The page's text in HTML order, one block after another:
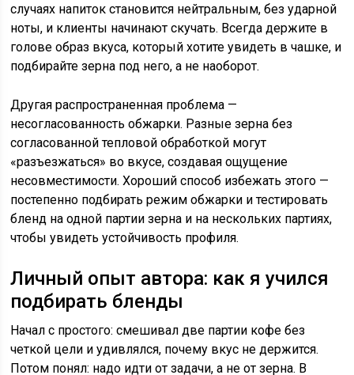
случаях напиток становится нейтральным, без ударной
ноты, и клиенты начинают скучать. Всегда держите в
голове образ вкуса, который хотите увидеть в чашке, и
подбирайте зерна под него, а не наоборот.
Другая распространенная проблема —
несогласованность обжарки. Разные зерна без
согласованной тепловой обработкой могут
«разъезжаться» во вкусе, создавая ощущение
несовместимости. Хороший способ избежать этого —
постепенно подбирать режим обжарки и тестировать
бленд на одной партии зерна и на нескольких партиях,
чтобы увидеть устойчивость профиля.
Личный опыт автора: как я учился
подбирать бленды
Начал с простого: смешивал две партии кофе без
четкой цели и удивлялся, почему вкус не держится.
Потом понял: надо идти от задачи, а не от зерна. В